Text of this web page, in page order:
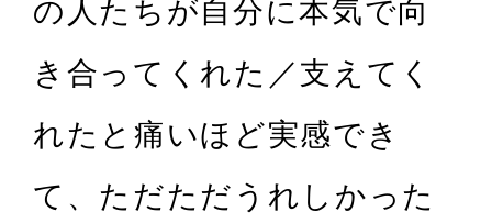
の人たちが自分に本気で向
き合ってくれた／支えてく
れたと痛いほど実感でき
て、ただただうれしかった